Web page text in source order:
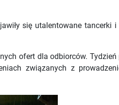
się utalentowane tancerki
ofert dla odbiorców.
związanych z